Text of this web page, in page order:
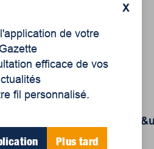
, Éditions Écosociété, à
le-developpement-
internationale-
solidarite-
X
de votre
Gazette
efficace de vos
fil personnalisé.
Plus tard